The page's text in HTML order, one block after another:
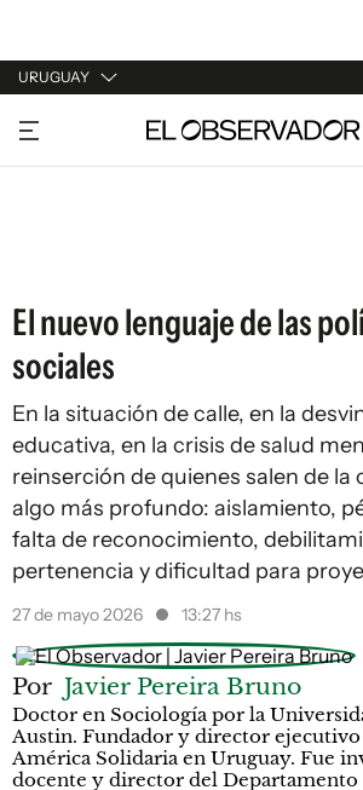
URUGUAY
URUGUAY
ARGENTINA
El nuevo lenguaje de las
sociales
En la situación de calle, en la
educativa, en la crisis de salud
reinserción de quienes salen de la
algo más profundo: aislamiento,
falta de reconocimiento,
pertenencia y dificultad para
27 de mayo 2026 13:27 hs
Por Javier Pereira Bruno
Doctor en Sociología por la
Austin. Fundador y director
América Solidaria en Uruguay. Fue
docente y director del Departamento